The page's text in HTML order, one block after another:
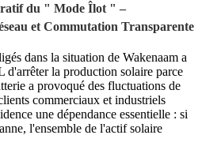
du " Mode Îlot " –
et Commutation Transparente
dans la situation de Wakenaam a
d'arrêter la production solaire parce
a provoqué des fluctuations de
commerciaux et industriels
une dépendance essentielle : si
l'ensemble de l'actif solaire